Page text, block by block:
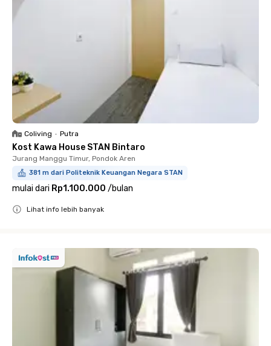
Coliving • Putra
Kost Kawa House STAN Bintaro
Jurang Manggu Timur, Pondok Aren
381 m dari Politeknik Keuangan Negara STAN
mulai dari Rp1.100.000 /bulan
Lihat info lebih banyak